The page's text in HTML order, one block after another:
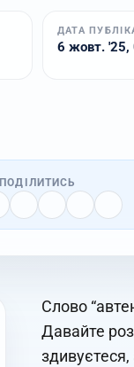
ДАТА
6 жовт. '25,
ПОДІЛИТИСЬ
Слово
Давайте